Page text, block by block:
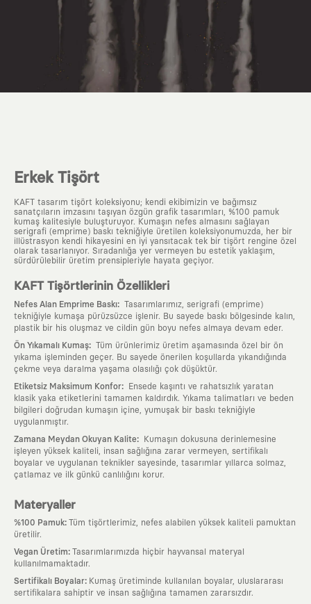
Erkek Tişört
KAFT tasarım tişört koleksiyonu; kendi ekibimizin ve bağımsız
sanatçıların imzasını taşıyan özgün grafik tasarımları, %100 pamuk
kumaş kalitesiyle buluşturuyor. Kumaşın nefes almasını sağlayan
serigrafi (emprime) baskı tekniğiyle üretilen koleksiyonumuzda, her bir
illüstrasyon kendi hikayesini en iyi yansıtacak tek bir tişört rengine özel
olarak tasarlanıyor. Sıradanlığa yer vermeyen bu estetik yaklaşım,
sürdürülebilir üretim prensipleriyle hayata geçiyor.
KAFT Tişörtlerinin Özellikleri
Nefes Alan Emprime Baskı: Tasarımlarımız, serigrafi (emprime)
tekniğiyle kumaşa pürüzsüzce işlenir. Bu sayede baskı bölgesinde kalın,
plastik bir his oluşmaz ve cildin gün boyu nefes almaya devam eder.
Ön Yıkamalı Kumaş: Tüm ürünlerimiz üretim aşamasında özel bir ön
yıkama işleminden geçer. Bu sayede önerilen koşullarda yıkandığında
çekme veya daralma yaşama olasılığı çok düşüktür.
Etiketsiz Maksimum Konfor:
Ensede kaşıntı ve rahatsızlık yaratan
klasik yaka etiketlerini tamamen kaldırdık. Yıkama talimatları ve beden
bilgileri doğrudan kumaşın içine, yumuşak bir baskı tekniğiyle
uygulanmıştır.
Zamana Meydan Okuyan Kalite:
Kumaşın dokusuna derinlemesine
işleyen yüksek kaliteli, insan sağlığına zarar vermeyen, sertifikalı
boyalar ve uygulanan teknikler sayesinde, tasarımlar yıllarca solmaz,
çatlamaz ve ilk günkü canlılığını korur.
Materyaller
%100 Pamuk: Tüm tişörtlerimiz, nefes alabilen yüksek kaliteli pamuktan
üretilir.
Vegan Üretim: Tasarımlarımızda hiçbir hayvansal materyal
kullanılmamaktadır.
Sertifikalı Boyalar: Kumaş üretiminde kullanılan boyalar, uluslararası
sertifikalara sahiptir ve insan sağlığına tamamen zararsızdır.